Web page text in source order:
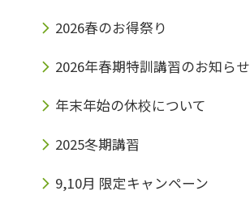
2026春のお得祭り
2026年春期特訓講習のお知らせ
年末年始の休校について
2025冬期講習
9,10月 限定キャンペーン